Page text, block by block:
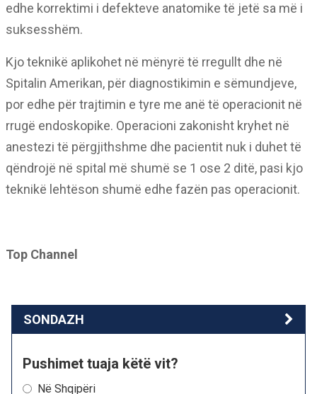
edhe korrektimi i defekteve anatomike të jetë sa më i
suksesshëm.
Kjo teknikë aplikohet në mënyrë të rregullt dhe në
Spitalin Amerikan, për diagnostikimin e sëmundjeve,
por edhe për trajtimin e tyre me anë të operacionit në
rrugë endoskopike. Operacioni zakonisht kryhet në
anestezi të përgjithshme dhe pacientit nuk i duhet të
qëndrojë në spital më shumë se 1 ose 2 ditë, pasi kjo
teknikë lehtëson shumë edhe fazën pas operacionit.
Top Channel
SONDAZH
Pushimet tuaja këtë vit?
Në Shqipëri